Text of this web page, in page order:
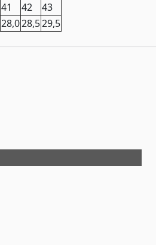
41 42 43
28,028,529,5